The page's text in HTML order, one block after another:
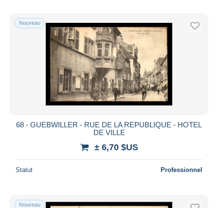
Nouveau
68 - GUEBWILLER - RUE DE LA REPUBLIQUE - HOTEL
DE VILLE
± 6,70 $US
Statut Professionnel
Nouveau